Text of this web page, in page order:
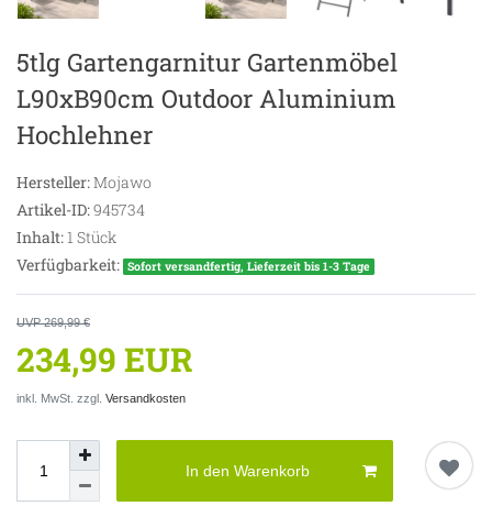
5tlg Gartengarnitur Gartenmöbel
L90xB90cm Outdoor Aluminium
Hochlehner
Hersteller:Mojawo
Artikel-ID:945734
Inhalt:1 Stück
Verfügbarkeit: Sofort versandfertig, Lieferzeit bis 1-3 Tage
UVP 269,99 €
234,99 EUR
inkl. MwSt. zzgl. Versandkosten
In den Warenkorb